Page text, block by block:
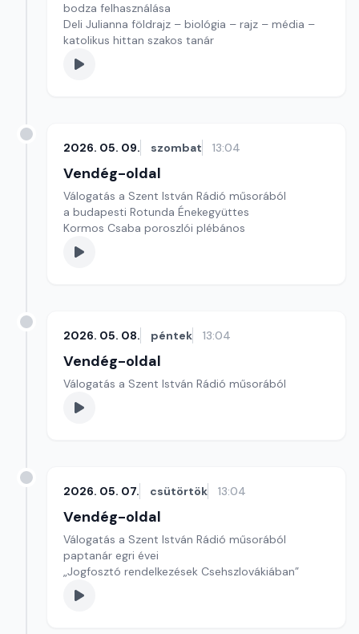
bodza felhasználása
Deli Julianna földrajz – biológia – rajz – média –
katolikus hittan szakos tanár
2026. 05. 09. szombat 13:04
Vendég-oldal
Válogatás a Szent István Rádió műsorából
a budapesti Rotunda Énekegyüttes
Kormos Csaba poroszlói plébános
2026. 05. 08. péntek 13:04
Vendég-oldal
Válogatás a Szent István Rádió műsorából
2026. 05. 07. csütörtök 13:04
Vendég-oldal
Válogatás a Szent István Rádió műsorából
paptanár egri évei
„Jogfosztó rendelkezések Csehszlovákiában”